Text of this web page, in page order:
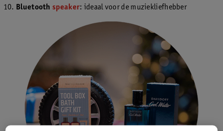
Bluetooth speaker: ideaal voor de muziekliefhebber